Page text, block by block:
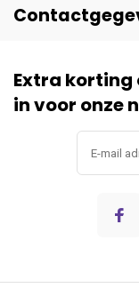
Extra korting
in voor onze